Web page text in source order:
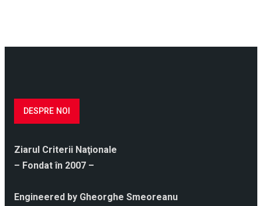
DESPRE NOI
Ziarul Criterii Naţionale
– Fondat în 2007 –
Engineered by Gheorghe Smeoreanu